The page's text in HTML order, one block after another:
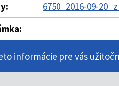
6750_2016-09-
informácie pre vás